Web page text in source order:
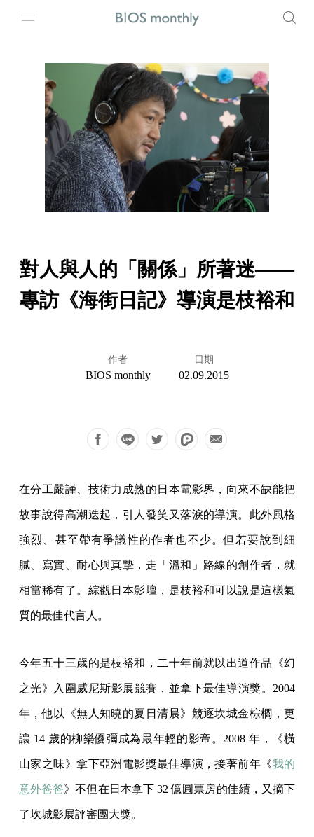
對人與人的「關係」所著迷——
專訪《海街日記》導演是枝裕和
作者
BIOS monthly
日期
02.09.2015
在分工嚴謹、技術力成熟的日本電影界，向來不缺能把
故事說得高潮迭起，引人發笑又落淚的導演。此外風格
強烈、甚至帶有爭議性的作者也不少。但若要說到細
膩、寫實、耐心與真摯，走「溫和」路線的創作者，就
相當稀有了。綜觀日本影壇，是枝裕和可以說是這樣氣
質的最佳代言人。
今年五十三歲的是枝裕和，二十年前就以出道作品《幻
之光》入圍威尼斯影展競賽，並拿下最佳導演獎。2004
年，他以《無人知曉的夏日清晨》競逐坎城金棕櫚，更
讓 14 歲的柳樂優彌成為最年輕的影帝。2008 年，《橫
山家之味》拿下亞洲電影獎最佳導演，接著前年《我的
意外爸爸》不但在日本拿下 32 億圓票房的佳績，又摘下
了坎城影展評審團大獎。